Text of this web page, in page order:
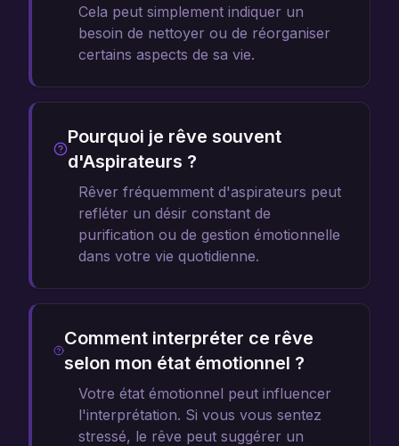
Cela peut simplement indiquer un
besoin de nettoyer ou de réorganiser
certains aspects de sa vie.
Pourquoi je rêve souvent
d'Aspirateurs ?
Rêver fréquemment d'aspirateurs peut
refléter un désir constant de
purification ou de gestion émotionnelle
dans votre vie quotidienne.
Comment interpréter ce rêve
selon mon état émotionnel ?
Votre état émotionnel peut influencer
l'interprétation. Si vous vous sentez
stressé, le rêve peut suggérer un